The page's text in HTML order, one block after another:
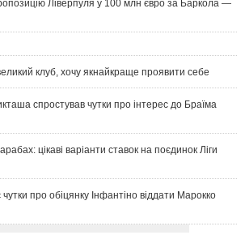
Ліверпуля у 100 млн євро за Баркола —
клуб, хочу якнайкраще проявити себе
спростував чутки про інтерес до Браїма
цікаві варіанти ставок на поєдинок Ліги
про обіцянку Інфантіно віддати Марокко